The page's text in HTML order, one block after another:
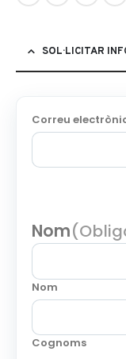
SOL·LICITAR
Correu
Nom
Nom
Cognoms